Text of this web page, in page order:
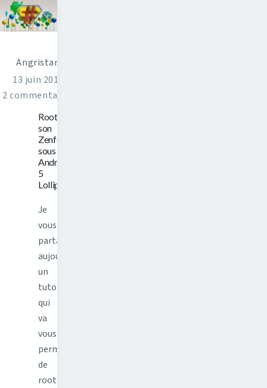
Angristan
13 juin 2015
2 commentaires
Rooter
son
Zenfone
sous
Android
5
Lollipop
Je
vous
partage
aujourd'hui
un
tutoriel
qui
va
vous
permettre
de
rooter